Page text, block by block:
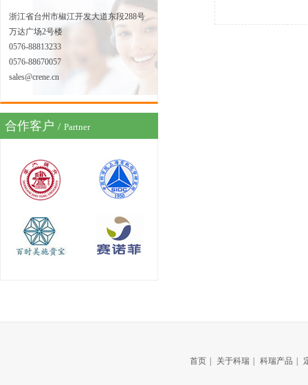
浙江省台州市椒江开发大道东段288号
万达广场2号楼
0576-88813233
0576-88670057
sales@crene.cn
合作客户 / Partner
首页 关于科瑞 科瑞产品